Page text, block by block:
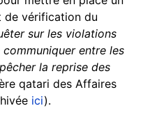
de vérification du
sur les violations
entre les
la reprise des
qatari des Affaires
ici).